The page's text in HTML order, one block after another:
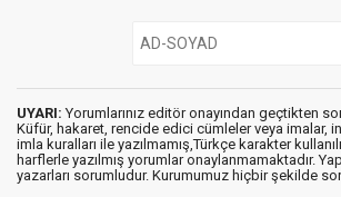
UYARI: Yorumlarınız editör onayından geçtikten
Küfür, hakaret, rencide edici cümleler veya imalar,
imla kuralları ile yazılmamış,Türkçe karakter
harflerle yazılmış yorumlar onaylanmamaktadır.
yazarları sorumludur. Kurumumuz hiçbir şekilde